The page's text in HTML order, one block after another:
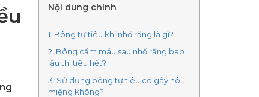
Nội dung chính
1. Bông tự tiêu khi nhổ răng là gì?
2. Bông cầm máu sau nhổ răng bao
lâu thì tiêu hết?
3. Sử dụng bông tự tiêu có gây hôi
miệng không?